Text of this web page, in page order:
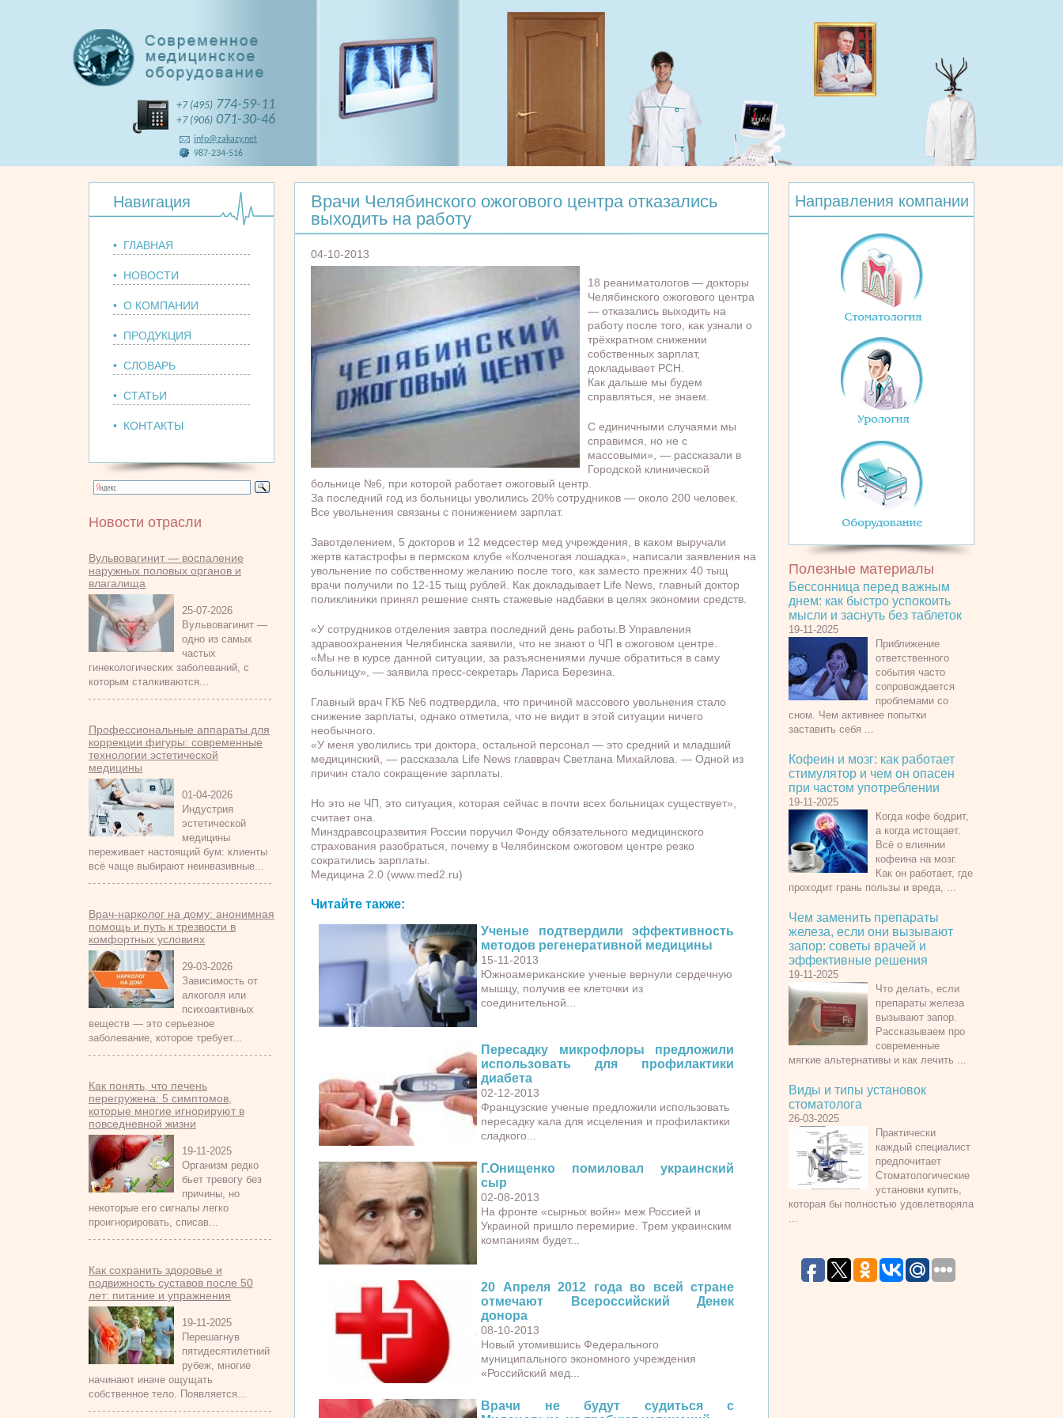
+7 (495) 774-59-11
+7 (906) 071-30-46
info@zakazy.net
987-234-516
Навигация
• ГЛАВНАЯ
• НОВОСТИ
• О КОМПАНИИ
• ПРОДУКЦИЯ
• СЛОВАРЬ
• СТАТЬИ
• КОНТАКТЫ
Новости отрасли
Вульвовагинит — воспаление
наружных половых органов и
влагалища
25-07-2026
Вульвовагинит —
одно из самых
частых
гинекологических заболеваний, с
которым сталкиваются...
Профессиональные аппараты для
коррекции фигуры: современные
технологии эстетической
медицины
01-04-2026
Индустрия
эстетической
медицины
переживает настоящий бум: клиенты
всё чаще выбирают неинвазивные...
Врач-нарколог на дому: анонимная
помощь и путь к трезвости в
комфортных условиях
29-03-2026
Зависимость от
алкоголя или
психоактивных
веществ — это серьезное
заболевание, которое требует...
Как понять, что печень
перегружена: 5 симптомов,
которые многие игнорируют в
повседневной жизни
19-11-2025
Организм редко
бьет тревогу без
причины, но
некоторые его сигналы легко
проигнорировать, списав...
Как сохранить здоровье и
подвижность суставов после 50
лет: питание и упражнения
19-11-2025
Перешагнув
пятидесятилетний
рубеж, многие
начинают иначе ощущать
собственное тело. Появляется...
Врачи Челябинского ожогового центра отказались
выходить на работу
04-10-2013
18 реаниматологов — докторы
Челябинского ожогового центра
— отказались выходить на
работу после того, как узнали о
трёхкратном снижении
собственных зарплат,
докладывает РСН.
Как дальше мы будем
справляться, не знаем.
С единичными случаями мы
справимся, но не с
массовыми», — рассказали в
Городской клинической
больнице №6, при которой работает ожоговый центр.
За последний год из больницы уволились 20% сотрудников — около 200 человек.
Все увольнения связаны с понижением зарплат.
Завотделением, 5 докторов и 12 медсестер мед учреждения, в каком выручали
жертв катастрофы в пермском клубе «Колченогая лошадка», написали заявления на
увольнение по собственному желанию после того, как заместо прежних 40 тыщ
врачи получили по 12-15 тыщ рублей. Как докладывает Life News, главный доктор
поликлиники принял решение снять стажевые надбавки в целях экономии средств.
«У сотрудников отделения завтра последний день работы.В Управления
здравоохранения Челябинска заявили, что не знают о ЧП в ожоговом центре.
«Мы не в курсе данной ситуации, за разъяснениями лучше обратиться в саму
больницу», — заявила пресс-секретарь Лариса Березина.
Главный врач ГКБ №6 подтвердила, что причиной массового увольнения стало
снижение зарплаты, однако отметила, что не видит в этой ситуации ничего
необычного.
«У меня уволились три доктора, остальной персонал — это средний и младший
медицинский, — рассказала Life News главврач Светлана Михайлова. — Одной из
причин стало сокращение зарплаты.
Но это не ЧП, это ситуация, которая сейчас в почти всех больницах существует»,
считает она.
Минздравсоцразвития России поручил Фонду обязательного медицинского
страхования разобраться, почему в Челябинском ожоговом центре резко
сократились зарплаты.
Медицина 2.0 (www.med2.ru)
Читайте также:
Ученые подтвердили эффективность
методов регенеративной медицины
15-11-2013
Южноамериканские ученые вернули сердечную
мышцу, получив ее клеточки из
соединительной...
Пересадку микрофлоры предложили
использовать для профилактики
диабета
02-12-2013
Французские ученые предложили использовать
пересадку кала для исцеления и профилактики
сладкого...
Г.Онищенко помиловал украинский
сыр
02-08-2013
На фронте «сырных войн» меж Россией и
Украиной пришло перемирие. Трем украинским
компаниям будет...
20 Апреля 2012 года во всей стране
отмечают Всероссийский Денек
донора
08-10-2013
Новый утомившись Федерального
муниципального экономного учреждения
«Российский мед...
Врачи не будут судиться с
Направления компании
Полезные материалы
Бессонница перед важным
днем: как быстро успокоить
мысли и заснуть без таблеток
19-11-2025
Приближение
ответственного
события часто
сопровождается
проблемами со
сном. Чем активнее попытки
заставить себя ...
Кофеин и мозг: как работает
стимулятор и чем он опасен
при частом употреблении
19-11-2025
Когда кофе бодрит,
а когда истощает.
Всё о влиянии
кофеина на мозг.
Как он работает, где
проходит грань пользы и вреда, ...
Чем заменить препараты
железа, если они вызывают
запор: советы врачей и
эффективные решения
19-11-2025
Что делать, если
препараты железа
вызывают запор.
Рассказываем про
современные
мягкие альтернативы и как лечить ...
Виды и типы установок
стоматолога
26-03-2025
Практически
каждый специалист
предпочитает
Стоматологические
установки купить,
которая бы полностью удовлетворяла
...